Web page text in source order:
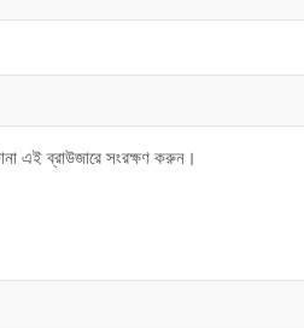
এই ব্রাউজারে সংরক্ষণ করুন।